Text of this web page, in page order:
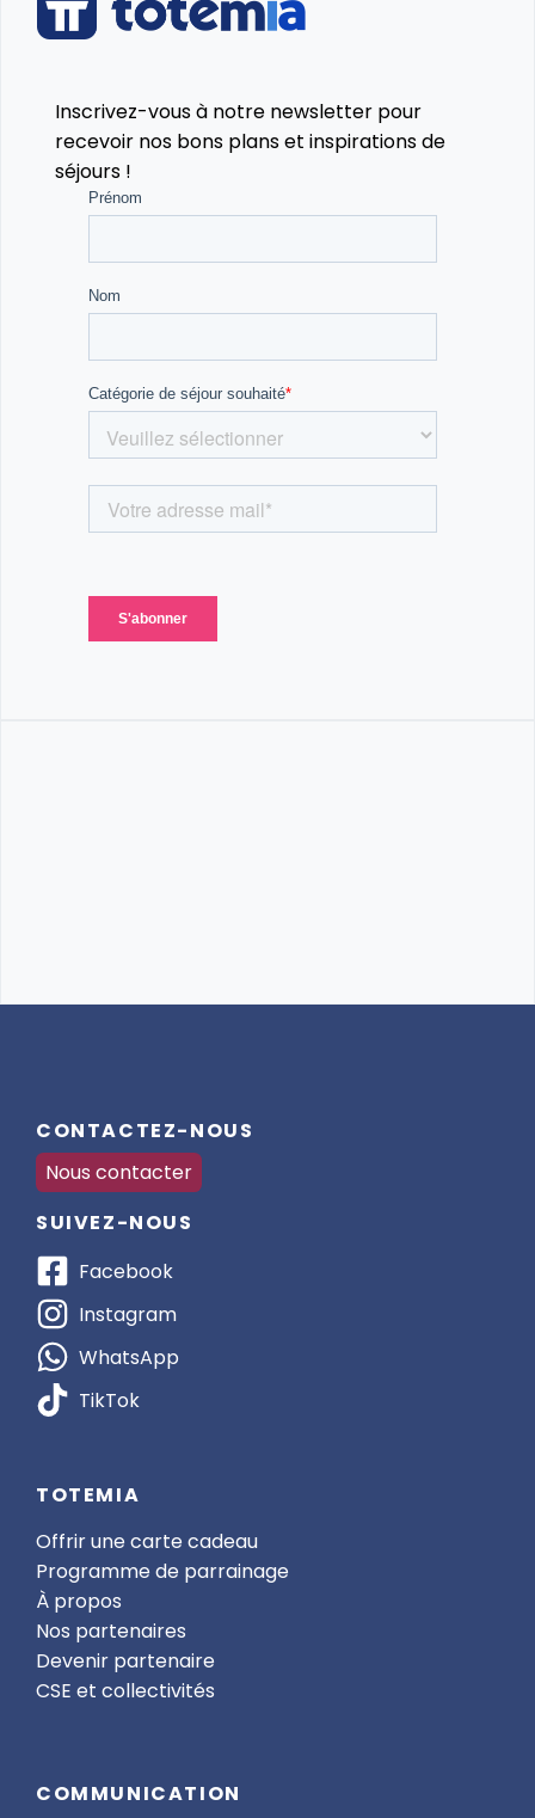
Inscrivez-vous à notre newsletter pour
recevoir nos bons plans et inspirations de
séjours !
CONTACTEZ-NOUS
Nous contacter
SUIVEZ-NOUS
Facebook
Instagram
WhatsApp
TikTok
TOTEMIA
Offrir une carte cadeau
Programme de parrainage
À propos
Nos partenaires
Devenir partenaire
CSE et collectivités
COMMUNICATION